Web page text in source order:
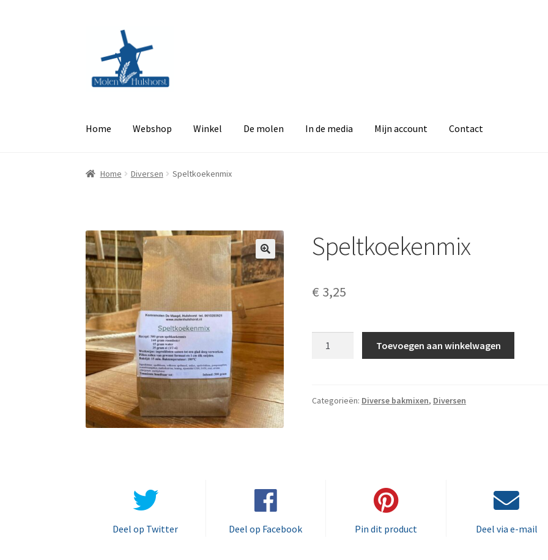
naar
navigatie
inhoud
Home Webshop Winkel De molen In de media Mijn account Contact
Home Diversen Speltkoekenmix
Speltkoekenmix
€ 3,25
Toevoegen aan winkelwagen
Categorieën: Diverse bakmixen, Diversen
Deel op Twitter Deel op Facebook Pin dit product Deel via e-mail